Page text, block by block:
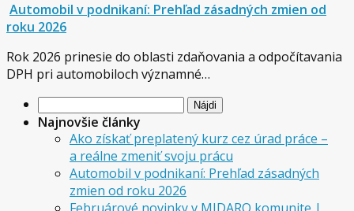
Automobil v podnikaní: Prehľad zásadných zmien od
roku 2026
Rok 2026 prinesie do oblasti zdaňovania a odpočítavania
DPH pri automobiloch významné…
Hľadať:
Najnovšie články
Ako získať preplatený kurz cez úrad práce –
a reálne zmeniť svoju prácu
Automobil v podnikaní: Prehľad zásadných
zmien od roku 2026